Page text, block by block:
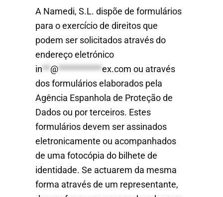
A Namedi, S.L. dispõe de formulários
para o exercício de direitos que
podem ser solicitados através do
endereço eletrónico
in**@***********ex.com ou através
dos formulários elaborados pela
Agência Espanhola de Proteção de
Dados ou por terceiros. Estes
formulários devem ser assinados
eletronicamente ou acompanhados
de uma fotocópia do bilhete de
identidade. Se actuarem da mesma
forma através de um representante,